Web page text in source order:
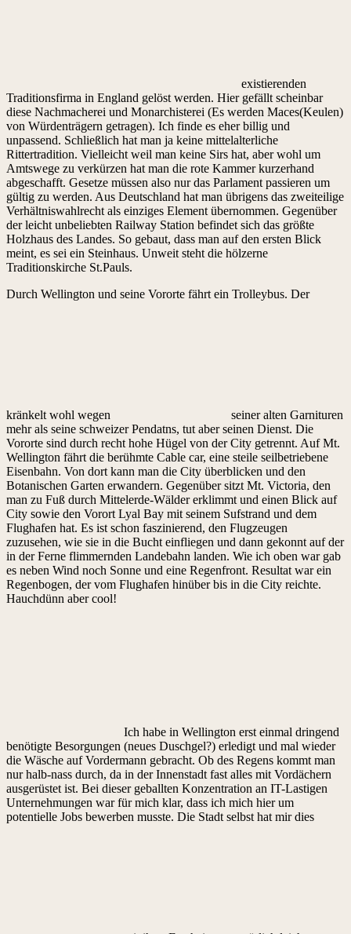
existierenden
Traditionsfirma in England gelöst werden. Hier gefällt scheinbar
diese Nachmacherei und Monarchisterei (Es werden Maces(Keulen)
von Würdenträgern getragen). Ich finde es eher billig und
unpassend. Schließlich hat man ja keine mittelalterliche
Rittertradition. Vielleicht weil man keine Sirs hat, aber wohl um
Amtswege zu verkürzen hat man die rote Kammer kurzerhand
abgeschafft. Gesetze müssen also nur das Parlament passieren um
gültig zu werden. Aus Deutschland hat man übrigens das zweiteilige
Verhältniswahlrecht als einziges Element übernommen. Gegenüber
der leicht unbeliebten Railway Station befindet sich das größte
Holzhaus des Landes. So gebaut, dass man auf den ersten Blick
meint, es sei ein Steinhaus. Unweit steht die hölzerne
Traditionskirche St.Pauls.
Durch Wellington und seine Vororte fährt ein Trolleybus. Der
kränkelt wohl wegen
seiner alten Garnituren
mehr als seine schweizer Pendatns, tut aber seinen Dienst. Die
Vororte sind durch recht hohe Hügel von der City getrennt. Auf Mt.
Wellington fährt die berühmte Cable car, eine steile seilbetriebene
Eisenbahn. Von dort kann man die City überblicken und den
Botanischen Garten erwandern. Gegenüber sitzt Mt. Victoria, den
man zu Fuß durch Mittelerde-Wälder erklimmt und einen Blick auf
City sowie den Vorort Lyal Bay mit seinem Sufstrand und dem
Flughafen hat. Es ist schon faszinierend, den Flugzeugen
zuzusehen, wie sie in die Bucht einfliegen und dann gekonnt auf der
in der Ferne flimmernden Landebahn landen. Wie ich oben war gab
es neben Wind noch Sonne und eine Regenfront. Resultat war ein
Regenbogen, der vom Flughafen hinüber bis in die City reichte.
Hauchdünn aber cool!
Ich habe in Wellington erst einmal dringend
benötigte Besorgungen (neues Duschgel?) erledigt und mal wieder
die Wäsche auf Vordermann gebracht. Ob des Regens kommt man
nur halb-nass durch, da in der Innenstadt fast alles mit Vordächern
ausgerüstet ist. Bei dieser geballten Konzentration an IT-Lastigen
Unternehmungen war für mich klar, dass ich mich hier um
potentielle Jobs bewerben musste. Die Stadt selbst hat mir dies